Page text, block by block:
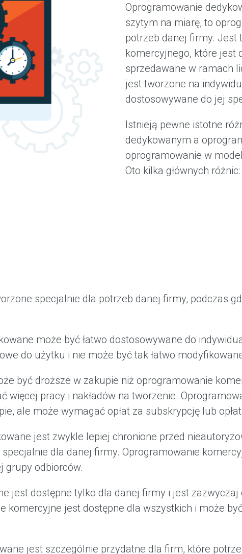
Oprogramowanie
szytym na miarę, to
potrzeb danej firmy. Jest
komercyjnego, które jest
sprzedawane w ramach
jest tworzone na
dostosowywane do jej
Istnieją pewne istotne
dedykowanym a
oprogramowanie w
Oto kilka głównych różnic:
specjalnie dla potrzeb danej firmy, podczas
może być łatwo dostosowywane do
do użytku i nie może być tak łatwo
być droższe w zakupie niż oprogramowanie
więcej pracy i nakładów na tworzenie.
ale może wymagać opłat za subskrypcję lub
jest zwykle lepiej chronione przed
dla danej firmy. Oprogramowanie
grupy odbiorców.
jest dostępne tylko dla danej firmy i jest
komercyjne jest dostępne dla wszystkich i może
jest szczególnie przydatne dla firm, które